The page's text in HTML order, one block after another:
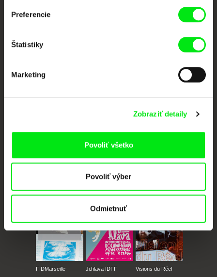
Preferencie
Štatistiky
Marketing
Zobraziť detaily
Povoliť všetko
Povoliť výber
Odmietnuť
európskych festivalov dokumentárneho filmu združených pod Doc Alliance.
Millennium Docs
FIDMarseille Ji.hlava IDFF Visions du Réel